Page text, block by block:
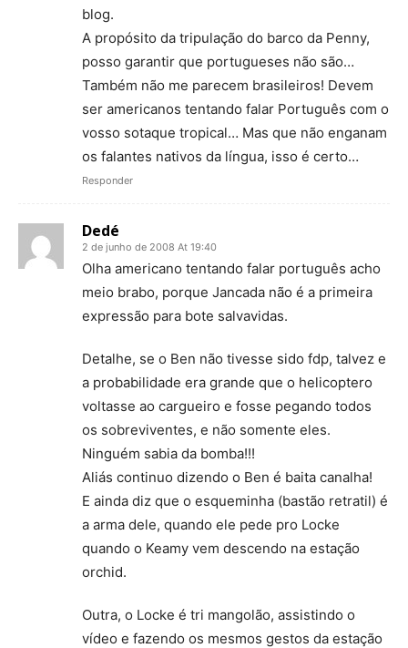
blog.
A propósito da tripulação do barco da Penny,
posso garantir que portugueses não são…
Também não me parecem brasileiros! Devem
ser americanos tentando falar Português com o
vosso sotaque tropical… Mas que não enganam
os falantes nativos da língua, isso é certo…
Responder
Dedé
2 de junho de 2008 At 19:40
Olha americano tentando falar português acho
meio brabo, porque Jancada não é a primeira
expressão para bote salvavidas.
Detalhe, se o Ben não tivesse sido fdp, talvez e
a probabilidade era grande que o helicoptero
voltasse ao cargueiro e fosse pegando todos
os sobreviventes, e não somente eles.
Ninguém sabia da bomba!!!
Aliás continuo dizendo o Ben é baita canalha!
E ainda diz que o esqueminha (bastão retratil) é
a arma dele, quando ele pede pro Locke
quando o Keamy vem descendo na estação
orchid.
Outra, o Locke é tri mangolão, assistindo o
vídeo e fazendo os mesmos gestos da estação